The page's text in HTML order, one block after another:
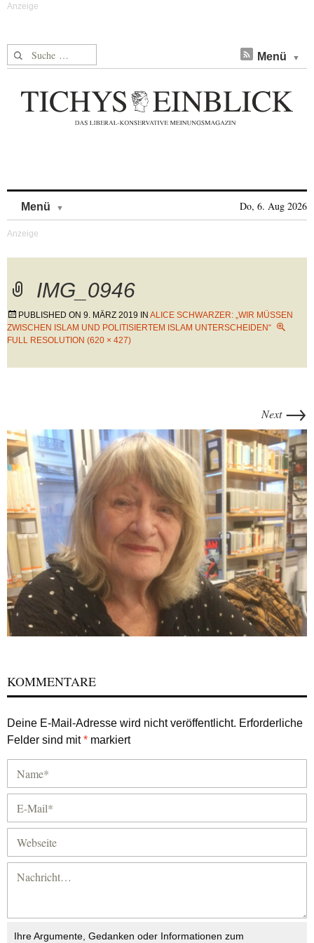
Suche nach: Menü
Menü Do, 6. Aug 2026
IMG_0946
PUBLISHED ON 9. MÄRZ 2019 IN ALICE SCHWARZER: „WIR MÜSSEN
ZWISCHEN ISLAM UND POLITISIERTEM ISLAM UNTERSCHEIDEN“
FULL RESOLUTION (620 × 427)
Next →
KOMMENTARE
Deine E-Mail-Adresse wird nicht veröffentlicht. Erforderliche
Felder sind mit* markiert
Ihre Argumente, Gedanken oder Informationen zum